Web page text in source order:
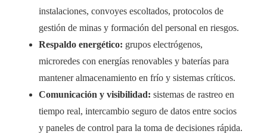
instalaciones, convoyes escoltados, protocolos de
gestión de minas y formación del personal en riesgos.
Respaldo energético: grupos electrógenos,
microredes con energías renovables y baterías para
mantener almacenamiento en frío y sistemas críticos.
Comunicación y visibilidad: sistemas de rastreo en
tiempo real, intercambio seguro de datos entre socios
y paneles de control para la toma de decisiones rápida.